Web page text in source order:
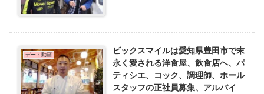
デート動画
ビックスマイルは愛知県豊田市で末
永く愛される洋食屋、飲食店へ、パ
ティシエ、コック、調理師、ホール
スタッフの正社員募集、アルバイ